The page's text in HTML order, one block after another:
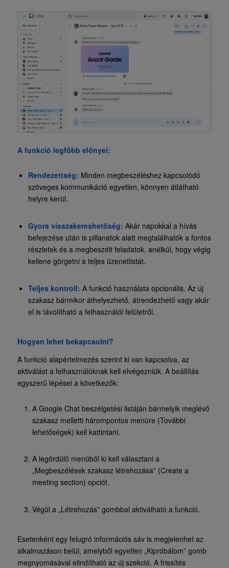
A funkció legfőbb előnyei:
Rendezettség: Minden megbeszéléshez kapcsolódó
szöveges kommunikáció egyetlen, könnyen átlátható
helyre kerül.
Gyors visszakereshetőség: Akár napokkal a hívás
befejezése után is pillanatok alatt megtalálhatók a fontos
részletek és a megbeszélt feladatok, anélkül, hogy végig
kellene görgetni a teljes üzenetlistát.
Teljes kontroll: A funkció használata opcionális. Az új
szakasz bármikor áthelyezhető, átrendezhető vagy akár
el is távolítható a felhasználói felületről.
Hogyan lehet bekapcsolni?
A funkció alapértelmezés szerint ki van kapcsolva, az
aktiválást a felhasználóknak kell elvégezniük. A beállítás
egyszerű lépései a következők:
A Google Chat beszélgetési listáján bármelyik meglévő
szakasz melletti hárompontos menüre (További
lehetőségek) kell kattintani.
A legördülő menüből ki kell választani a
„Megbeszélések szakasz létrehozása” (Create a
meeting section) opciót.
Végül a „Létrehozás” gombbal aktiválható a funkció.
Esetenként egy felugró információs sáv is megjelenhet az
alkalmazáson belül, amelyből egyetlen „Kipróbálom” gomb
megnyomásával elindítható az új szekció. A frissítés